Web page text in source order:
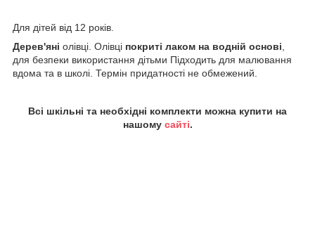
Для дітей від 12 років.
Дерев'яні олівці. Олівці покриті лаком на водній основі
для безпеки використання дітьми Підходить для малювання
вдома та в школі. Термін придатності не обмежений.
Всі шкільні та необхідні комплекти можна купити на
нашому сайті.